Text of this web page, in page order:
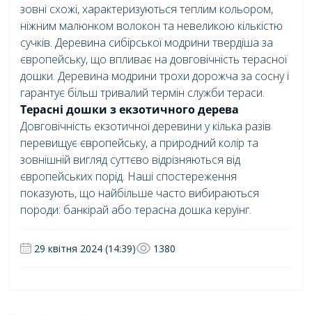
зовні схожі, характеризуються теплим кольором,
ніжним малюнком волокон та невеликою кількістю
сучків. Деревина сибірської модрини твердіша за
європейську, що впливає на довговічність терасної
дошки. Деревина модрини трохи дорожча за сосну і
гарантує більш тривалий термін служби тераси.
Терасні дошки з екзотичного дерева
Довговічність екзотичної деревини у кілька разів
перевищує європейську, а природний колір та
зовнішній вигляд суттєво відрізняються від
європейських порід. Наші спостереження
показують, що найбільше часто вибираються
породи: банкірай або терасна дошка керуінг.
29 квітня 2024 (14:39) 1380